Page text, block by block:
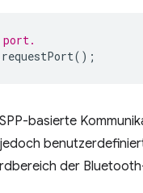
requestPort();
basierte
der